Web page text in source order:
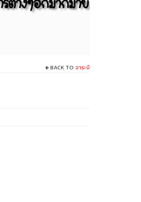
BACK TO จาระบี